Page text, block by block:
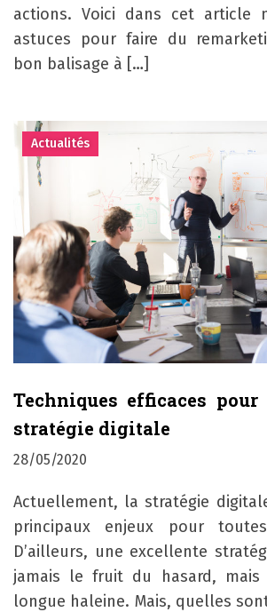
actions. Voici dans cet article
astuces pour faire du
bon balisage à […]
Actualités
Techniques efficaces
stratégie digitale
28/05/2020
Actuellement, la stratégie
principaux enjeux pour
D’ailleurs, une excellente
jamais le fruit du hasard, mais
longue haleine. Mais, quelles